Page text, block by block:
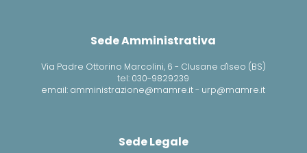
Sede Amministrativa
Via Padre Ottorino Marcolini, 6 - Clusane d'Iseo (BS)
tel: 030-9829239
email: amministrazione@mamre.it - urp@mamre.it
Sede Legale